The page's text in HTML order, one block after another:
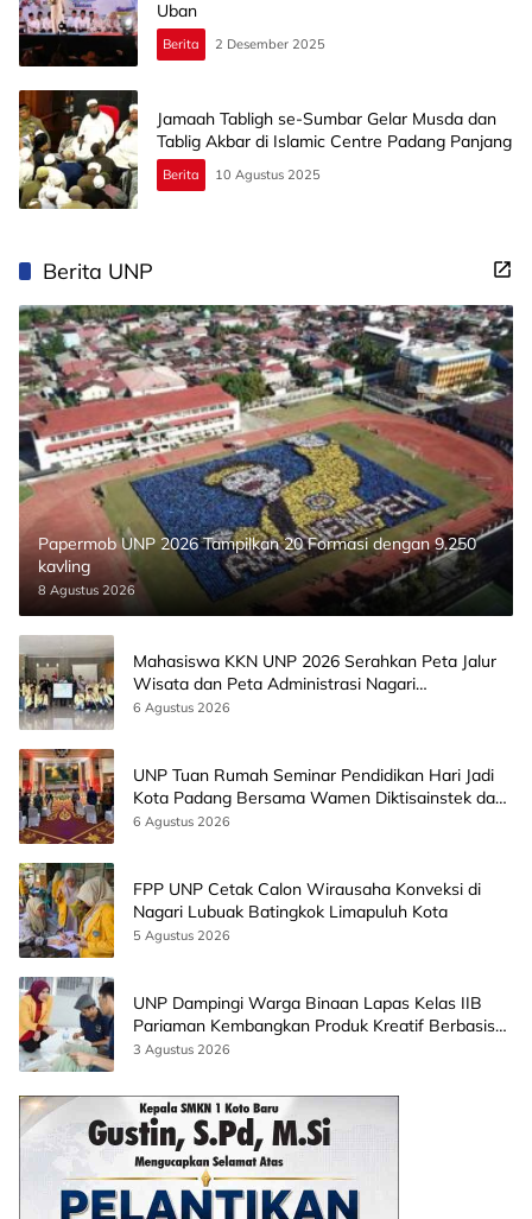
Uban
Berita 2 Desember 2025
Jamaah Tabligh se-Sumbar Gelar Musda dan
Tablig Akbar di Islamic Centre Padang Panjang
Berita 10 Agustus 2025
Berita UNP
Papermob UNP 2026 Tampilkan 20 Formasi dengan 9.250
kavling
8 Agustus 2026
Mahasiswa KKN UNP 2026 Serahkan Peta Jalur
Wisata dan Peta Administrasi Nagari
Paninggahan
6 Agustus 2026
UNP Tuan Rumah Seminar Pendidikan Hari Jadi
Kota Padang Bersama Wamen Diktisainstek dan
CEO EMGS Malaysia
6 Agustus 2026
FPP UNP Cetak Calon Wirausaha Konveksi di
Nagari Lubuak Batingkok Limapuluh Kota
5 Agustus 2026
UNP Dampingi Warga Binaan Lapas Kelas IIB
Pariaman Kembangkan Produk Kreatif Berbasis
AI
3 Agustus 2026